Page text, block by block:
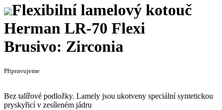
Flexibilní lamelový kotouč
Herman LR-70 Flexi
Brusivo: Zirconia
Připravujeme
Bez talířové podložky. Lamely jsou ukotveny speciální syntetickou
pryskyřicí v zesíleném jádru